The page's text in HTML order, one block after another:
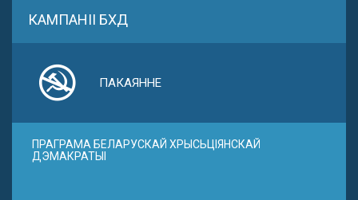
КАМПАНІІ БХД
ПАКАЯННЕ
ПРАГРАМА БЕЛАРУСКАЙ ХРЫСЬЦІЯНСКАЙ
ДЭМАКРАТЫІ